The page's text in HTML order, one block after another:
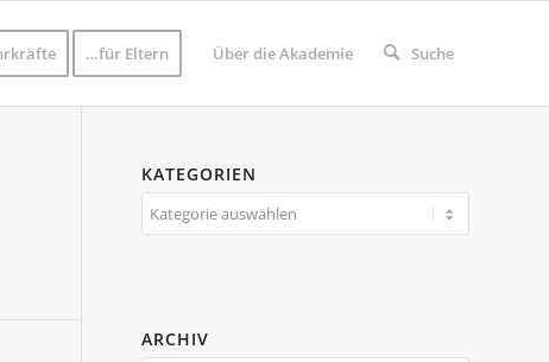
…für Eltern Über die Akademie Suche
KATEGORIEN
Kategorien
ARCHIV